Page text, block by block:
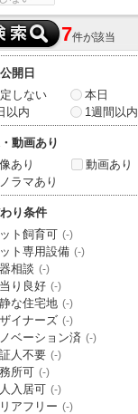
7件が該当
開日
しない
本日
以内
1週間以内
動画あり
あり
動画あり
ラマあり
り条件
ト飼育可 (-)
ト専用設備 (-)
相談 (-)
り良好 (-)
な住宅地 (-)
イナーズ (-)
ベーション済 (-)
人不要 (-)
所可 (-)
入居可 (-)
アフリー (-)